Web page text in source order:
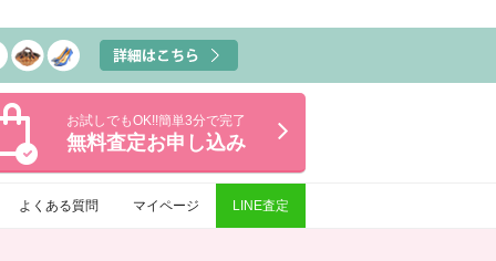
お試しでもOK!!簡単3分で完了
無料査定お申し込み
よくある質問 マイページ LINE査定